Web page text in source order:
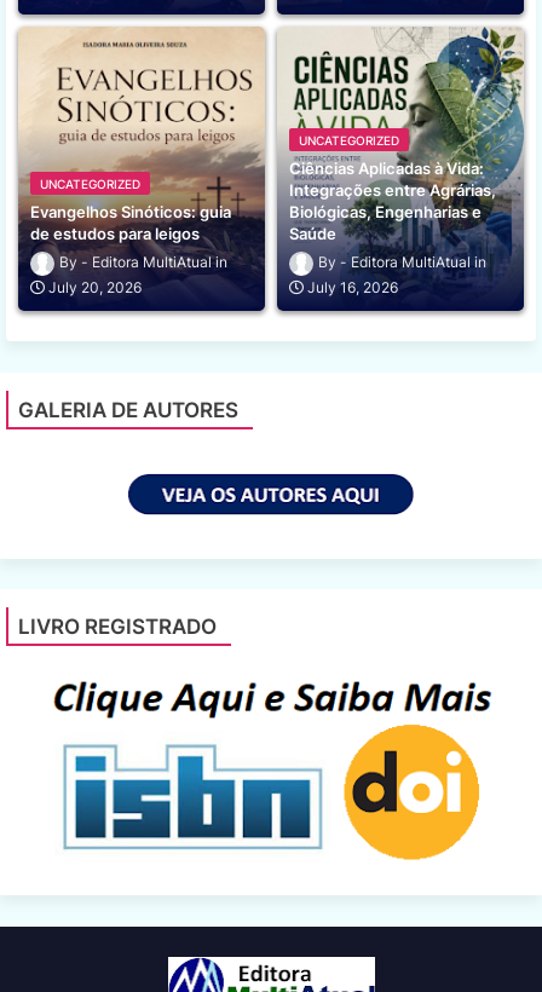
UNCATEGORIZED
Evangelhos Sinóticos: guia
de estudos para leigos
Editora MultiAtual
July 20, 2026
UNCATEGORIZED
Ciências Aplicadas à Vida:
Integrações entre Agrárias,
Biológicas, Engenharias e
Saúde
Editora MultiAtual
July 16, 2026
GALERIA DE AUTORES
LIVRO REGISTRADO